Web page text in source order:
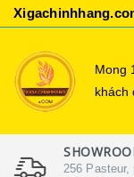
Mong
khách
256 Pasteur,